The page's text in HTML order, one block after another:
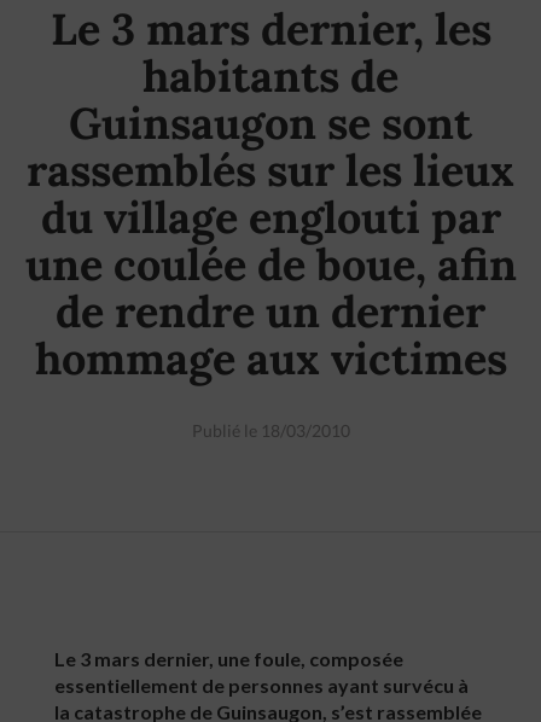
Le 3 mars dernier, les
habitants de
Guinsaugon se sont
rassemblés sur les lieux
du village englouti par
une coulée de boue, afin
de rendre un dernier
hommage aux victimes
Publié le 18/03/2010
Le 3 mars dernier, une foule, composée
essentiellement de personnes ayant survécu à
la catastrophe de Guinsaugon, s’est rassemblée